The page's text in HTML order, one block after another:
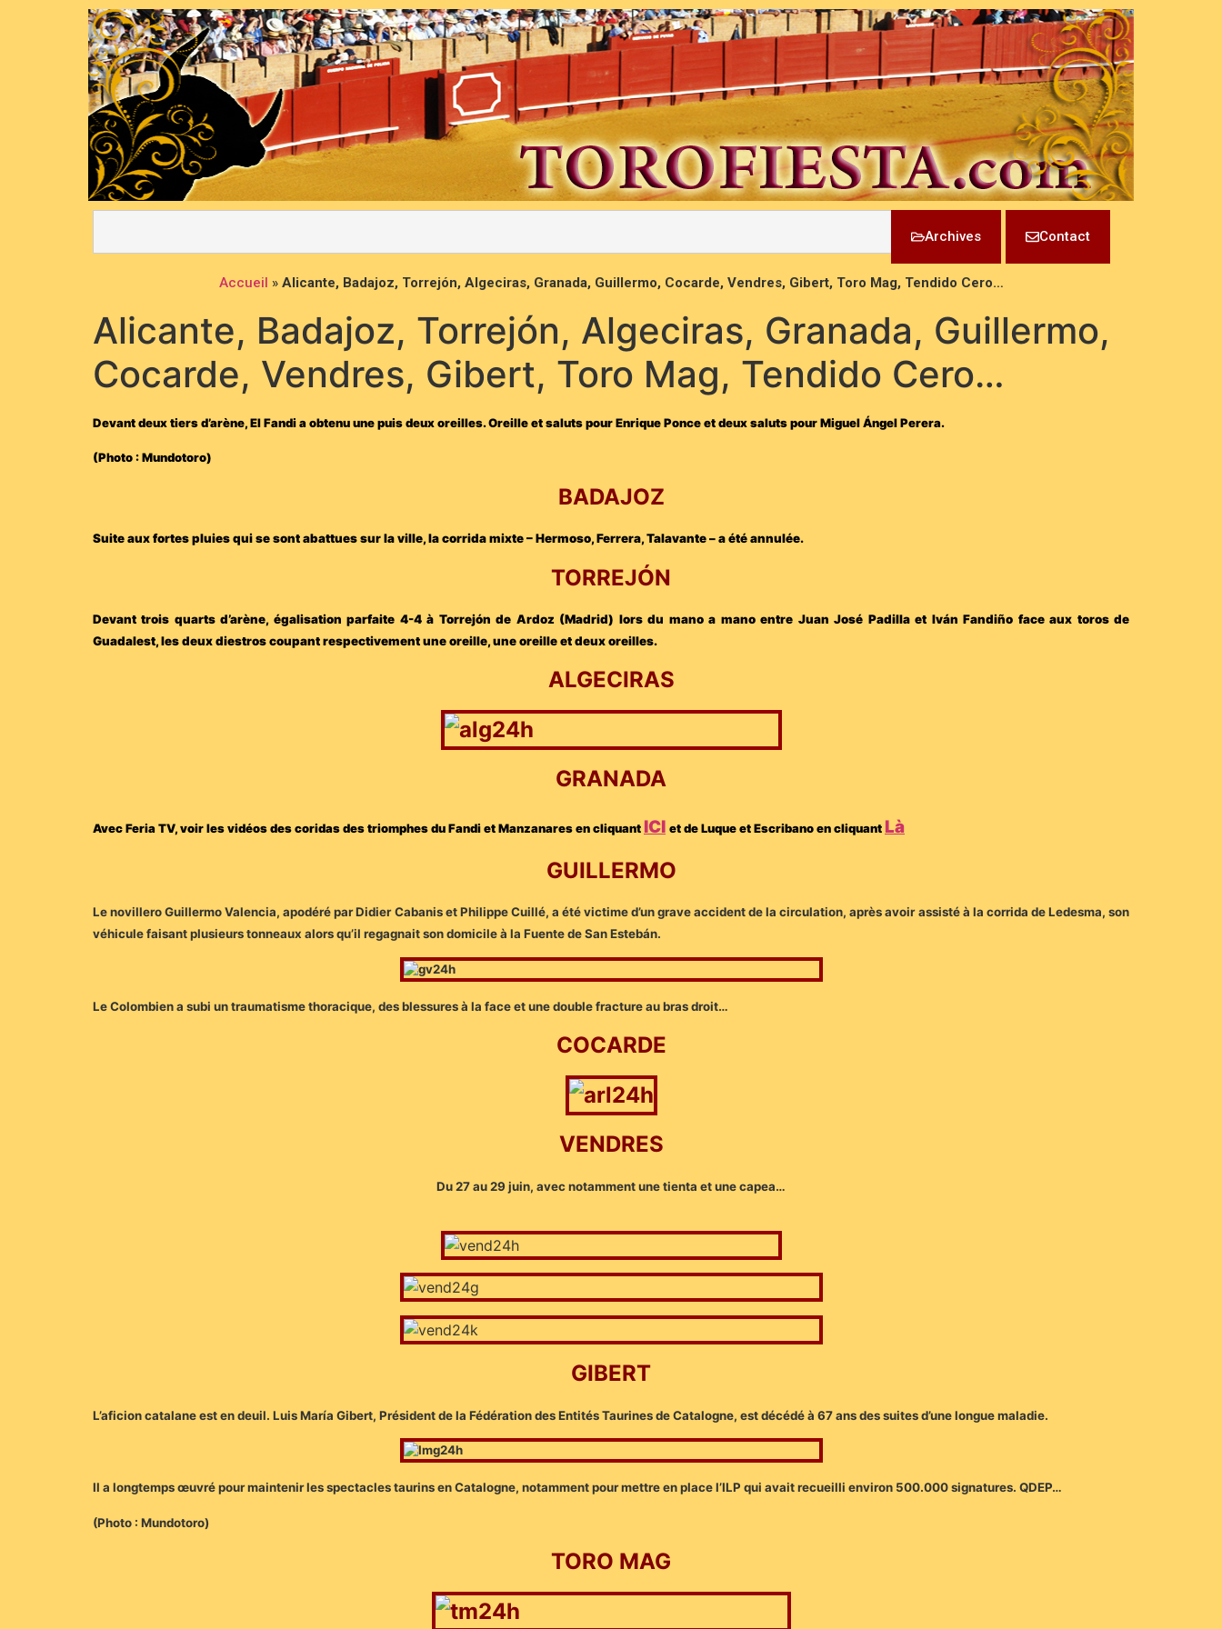
Archives Contact
Accueil » Alicante, Badajoz, Torrejón, Algeciras, Granada, Guillermo, Cocarde, Vendres, Gibert, Toro Mag, Tendido Cero…
Alicante, Badajoz, Torrejón, Algeciras, Granada, Guillermo,
Cocarde, Vendres, Gibert, Toro Mag, Tendido Cero…
Devant deux tiers d’arène, El Fandi a obtenu une puis deux oreilles. Oreille et saluts pour Enrique Ponce et deux saluts pour Miguel Ángel Perera.
(Photo : Mundotoro)
BADAJOZ
Suite aux fortes pluies qui se sont abattues sur la ville, la corrida mixte – Hermoso, Ferrera, Talavante – a été annulée.
TORREJÓN
Devant trois quarts d’arène, égalisation parfaite 4-4 à Torrejón de Ardoz (Madrid) lors du mano a mano entre Juan José Padilla et Iván Fandiño face aux toros de
Guadalest, les deux diestros coupant respectivement une oreille, une oreille et deux oreilles.
ALGECIRAS
GRANADA
Avec Feria TV, voir les vidéos des coridas des triomphes du Fandi et Manzanares en cliquant ICI et de Luque et Escribano en cliquant Là
GUILLERMO
Le novillero Guillermo Valencia, apodéré par Didier Cabanis et Philippe Cuillé, a été victime d’un grave accident de la circulation, après avoir assisté à la corrida de Ledesma, son
véhicule faisant plusieurs tonneaux alors qu’il regagnait son domicile à la Fuente de San Estebán.
Le Colombien a subi un traumatisme thoracique, des blessures à la face et une double fracture au bras droit…
COCARDE
VENDRES
Du 27 au 29 juin, avec notamment une tienta et une capea…
GIBERT
L’aficion catalane est en deuil. Luis María Gibert, Président de la Fédération des Entités Taurines de Catalogne, est décédé à 67 ans des suites d’une longue maladie.
Il a longtemps œuvré pour maintenir les spectacles taurins en Catalogne, notamment pour mettre en place l’ILP qui avait recueilli environ 500.000 signatures. QDEP…
(Photo : Mundotoro)
TORO MAG